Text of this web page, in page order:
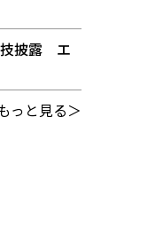
技披露 エ
っと見る＞